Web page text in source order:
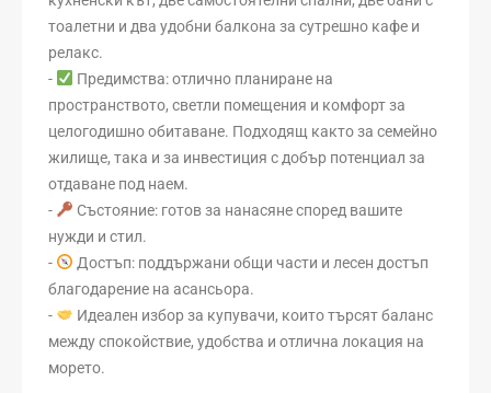
тоалетни и два удобни балкона за сутрешно кафе и
релакс.
-
Предимства: отлично планиране на
пространството, светли помещения и комфорт за
целогодишно обитаване. Подходящ както за семейно
жилище, така и за инвестиция с добър потенциал за
отдаване под наем.
-
Състояние: готов за нанасяне според вашите
нужди и стил.
-
Достъп: поддържани общи части и лесен достъп
благодарение на асансьора.
-
Идеален избор за купувачи, които търсят баланс
между спокойствие, удобства и отлична локация на
морето.